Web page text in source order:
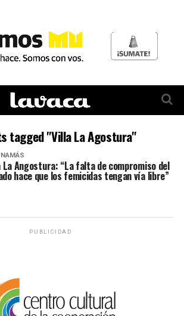
tagged "Villa La Agostura"
La Angostura: “La falta de compromiso del
hace que los femicidas tengan vía libre”
PUBLICIDAD